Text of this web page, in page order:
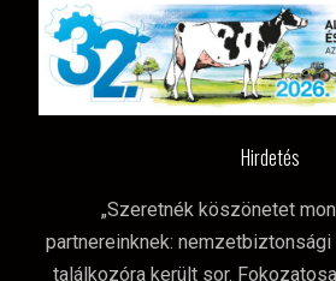
Hirdetés
„Szeretnék köszönetet
partnereinknek:
találkozóra került sor.